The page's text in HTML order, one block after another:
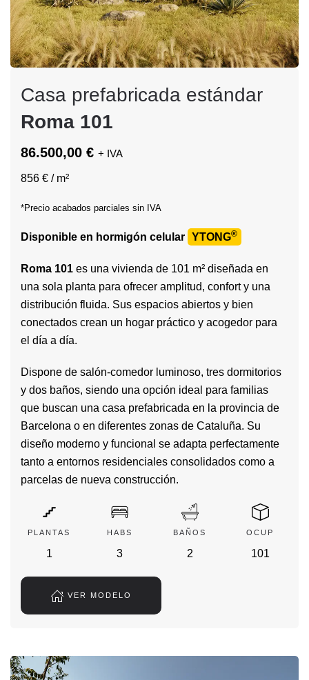
Casa prefabricada estándar
Roma 101
86.500,00 € + IVA
856 € / m²
*Precio acabados parciales sin IVA
Disponible en hormigón celular YTONG®
Roma 101 es una vivienda de 101 m² diseñada en
una sola planta para ofrecer amplitud, confort y una
distribución fluida. Sus espacios abiertos y bien
conectados crean un hogar práctico y acogedor para
el día a día.
Dispone de salón-comedor luminoso, tres dormitorios
y dos baños, siendo una opción ideal para familias
que buscan una casa prefabricada en la provincia de
Barcelona o en diferentes zonas de Cataluña. Su
diseño moderno y funcional se adapta perfectamente
tanto a entornos residenciales consolidados como a
parcelas de nueva construcción.
PLANTAS
1
HABS
3
BAÑOS
2
OCUP
101
VER MODELO